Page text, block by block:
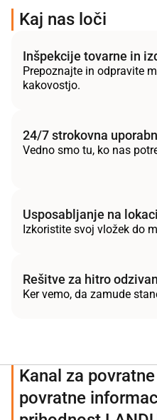
Kaj nas loči
Inšpekcije tovarne in
Prepoznajte in odpravite
kakovostjo.
24/7 strokovna
Vedno smo tu, ko nas
Usposabljanje na
Izkoristite svoj vložek do
Rešitve za hitro
Ker vemo, da zamude
Kanal za
povratne